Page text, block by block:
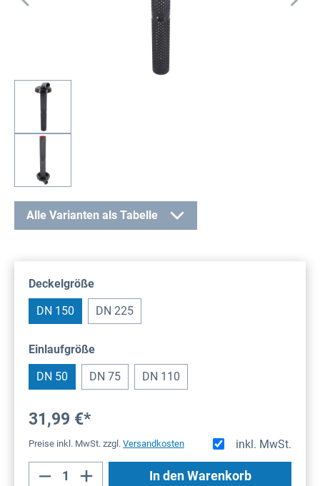
Alle Varianten als Tabelle
Deckelgrößeauswählen
DN 150 DN 225
Einlaufgrößeauswählen
DN 50 DN 75 DN 110
31,99 €*
inkl. MwSt.
Preise inkl. MwSt. zzgl. Versandkosten
Produkt Anzahl: Gib den gewünschten
In den Warenkorb